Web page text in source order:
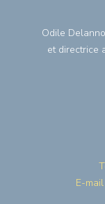
Odile
et directrice
E-mail